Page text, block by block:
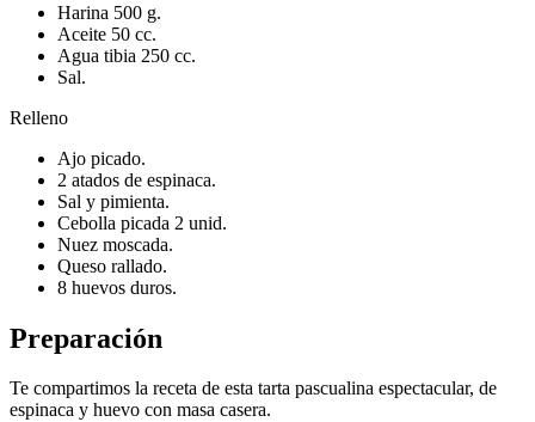
Harina 500 g.
Aceite 50 cc.
Agua tibia 250 cc.
Sal.
Relleno
Ajo picado.
2 atados de espinaca.
Sal y pimienta.
Cebolla picada 2 unid.
Nuez moscada.
Queso rallado.
8 huevos duros.
Preparación
Te compartimos la receta de esta tarta pascualina espectacular, de
espinaca y huevo con masa casera.